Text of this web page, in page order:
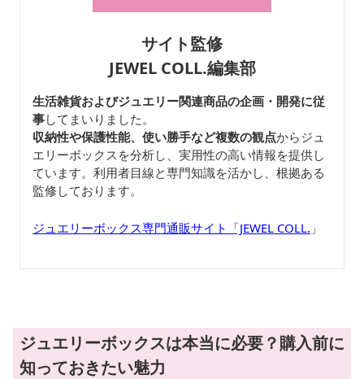
サイト監修
JEWEL COLL.編集部
生活雑貨およびジュエリー関連商品の企画・開発に従
事してまいりました。
収納性や保護性能、使い勝手など複数の観点からジュ
エリーボックスを分析し、実用性の高い情報を提供し
ています。利用者目線と専門知識を活かし、根拠ある
監修しております。
ジュエリーボックス専門通販サイト「JEWEL COLL. 」
ジュエリーボックスは本当に必要？購入前に
知っておきたい魅力